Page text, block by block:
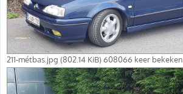
211-métbas.jpg (802.14 KiB) 608066 keer bekeken